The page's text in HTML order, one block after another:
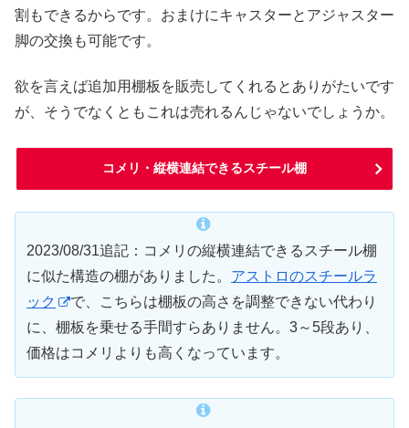
割もできるからです。おまけにキャスターとアジャスター
脚の交換も可能です。
欲を言えば追加用棚板を販売してくれるとありがたいです
が、そうでなくともこれは売れるんじゃないでしょうか。
コメリ・縦横連結できるスチール棚
2023/08/31追記：コメリの縦横連結できるスチール棚
に似た構造の棚がありました。 アストロのスチールラ
ック
で、こちらは棚板の高さを調整できない代わり
に、棚板を乗せる手間すらありません。3～5段あり、
価格はコメリよりも高くなっています。